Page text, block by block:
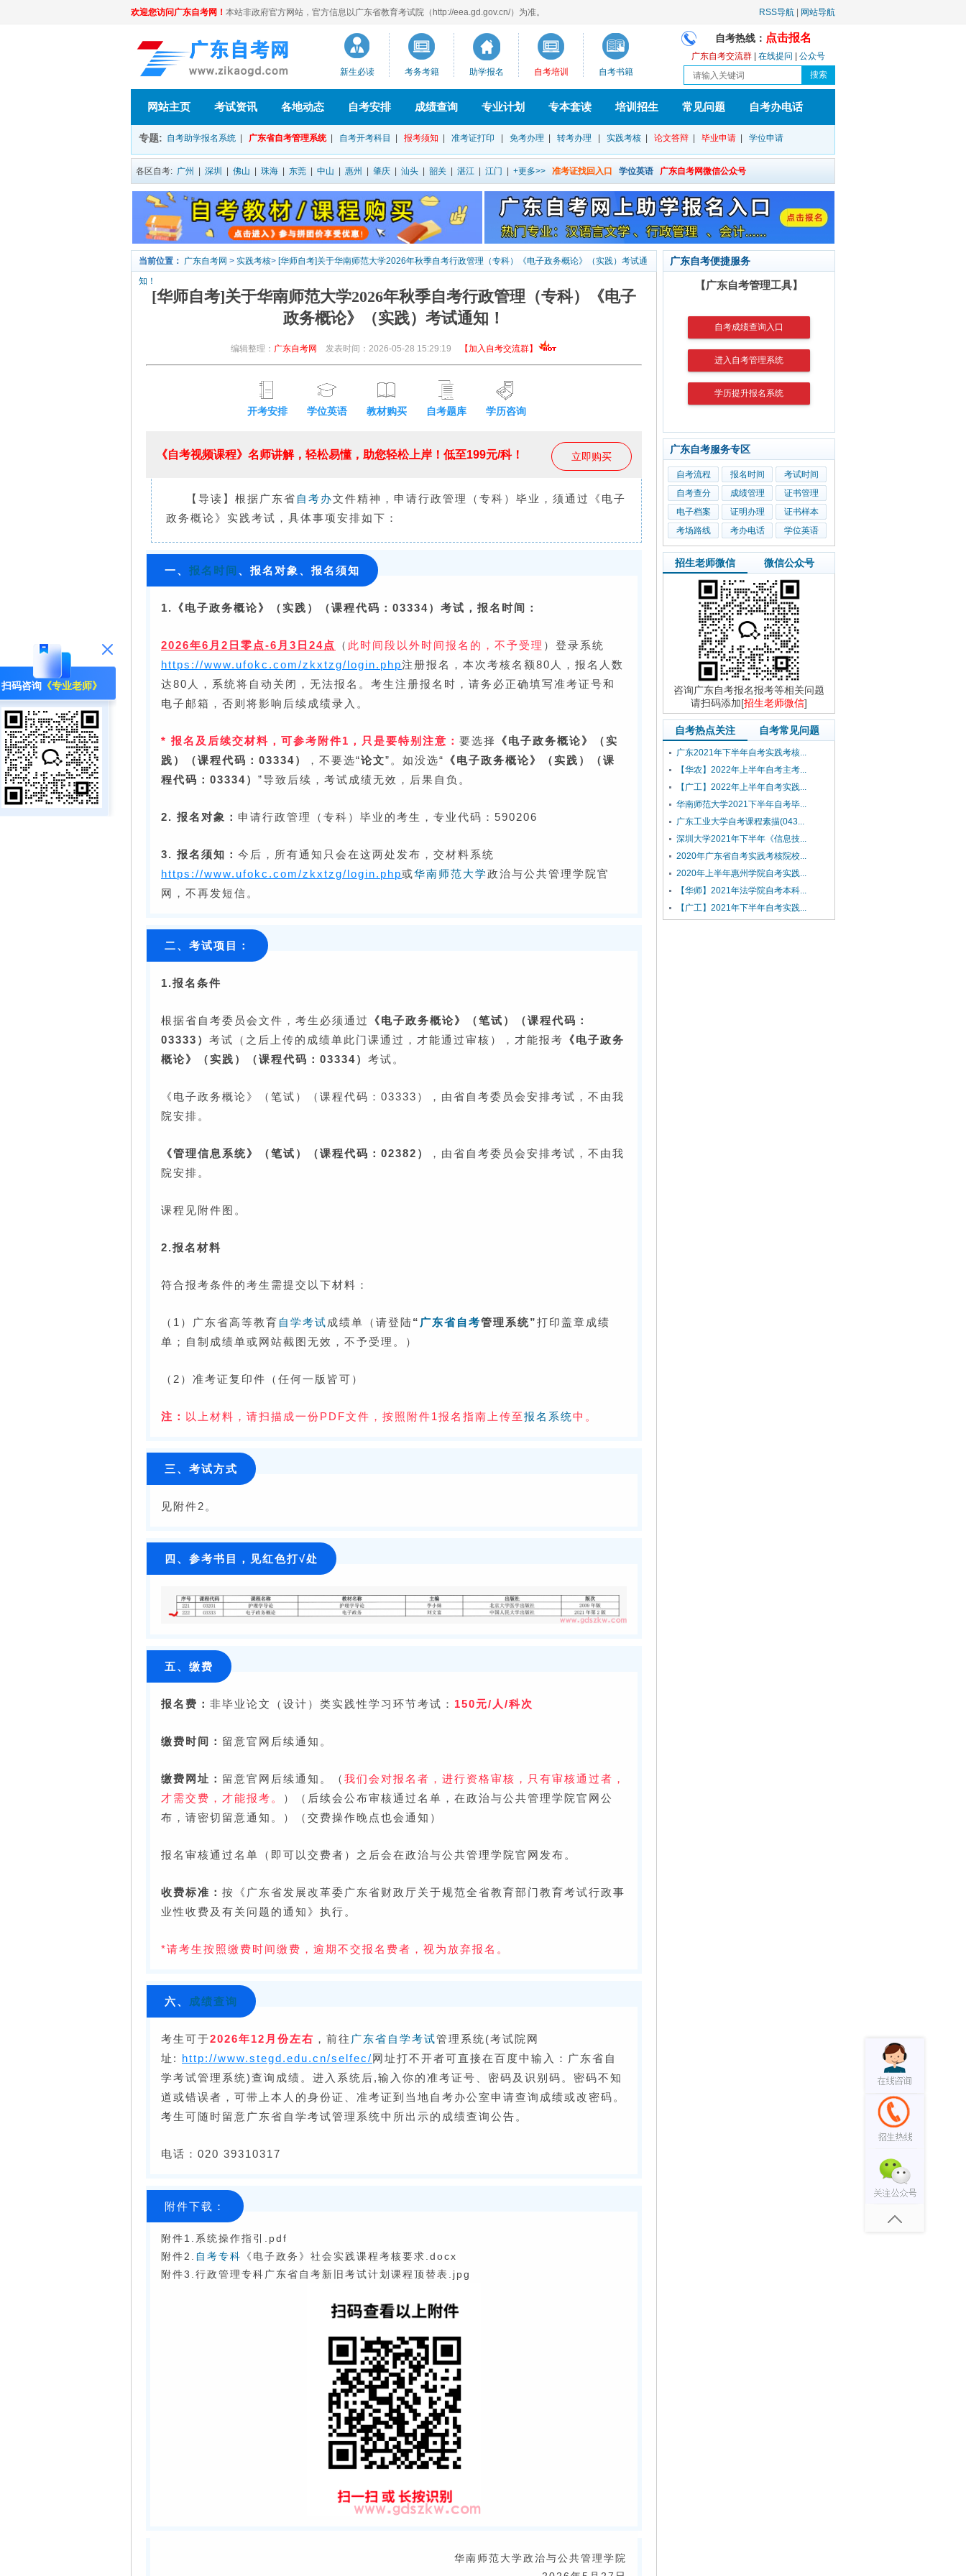
扫码咨询 《专业老师》
欢迎您访问广东自考网！ 本站非政府官方网站，官方信息以广东省教育考试院（http://eea.gd.gov.cn/）为准。 RSS导航 网站导航
新生必读 考务考籍 助学报名 自考培训 自考书籍
自考热线： 点击报名
广东自考交流群 在线提问 公众号
网站主页 考试资讯 各地动态 自考安排 成绩查询 专业计划 专本套读 培训招生 常见问题 自考办电话
专题: 自考助学报名系统 广东省自考管理系统 自考开考科目 报考须知 准考证打印 免考办理 转考办理 实践考核 论文答辩 毕业申请 学位申请
各区自考: 广州 深圳 佛山 珠海 东莞 中山 惠州 肇庆 汕头 韶关 湛江 江门 +更多>> 准考证找回入口 学位英语 广东自考网微信公众号
当前位置： 广东自考网 > 实践考核> [华师自考]关于华南师范大学2026年秋季自考行政管理（专科）《电子政务概论》（实践）考试通
知！
[华师自考]关于华南师范大学2026年秋季自考行政管理（专科）《电子
政务概论》（实践）考试通知！
编辑整理： 广东自考网 发表时间：2026-05-28 15:29:19 【加入自考交流群】
开考安排 学位英语 教材购买 自考题库 学历咨询
立即购买
《自考视频课程》名师讲解，轻松易懂，助您轻松上岸！低至199元/科！
【导读】根据广东省 自考办文件精神，申请行政管理（专科）毕业，须通过《电子
政务概论》实践考试，具体事项安排如下：
一、 报名时间 、报名对象、报名须知
1. 《电子政务概论》（实践）（课程代码：03334） 考试，报名时间：
2026年6月2日零点-6月3日24点 （ 此时间段以外时间报名的，不予受理 ）登录系统
https://www.ufokc.com/zkxtzg/login.php注册报名， 本次考核名额80人，报名人数
达80人，系统将自动关闭，无法报名。考生注册报名时，请务必正确填写准考证号和
电子邮箱，否则将影响后续成绩录入。
* 报名及后续交材料，可参考附件1，只是要特别注意： 要选择
《电子政务概论》（实
践）（课程代码：03334）
，不要选“论文”。如没选“ 《电子政务概论》（实践）（课
程代码：03334） ”导致后续，考试成绩无效，后果自负。
2. 报名对象： 申请行政管理（专科）毕业的考生，专业代码：590206
3. 报名须知： 今后，所有通知只会在这两处发布，交材料系统
https://www.ufokc.com/zkxtzg/login.php或华南师范大学政治与公共管理学院官
网，不再发短信。
二、考试项目：
1.报名条件
根据省自考委员会文件，考生必须通过
《电子政务概论》（笔试）（课程代码：
03333） 考试（之后上传的成绩单此门课通过，才能通过审核），才能报考 《电子政务
概论》（实践）（课程代码：03334） 考试。
《电子政务概论》（笔试）（课程代码：03333），由省自考委员会安排考试，不由我
院安排。
《管理信息系统》（笔试）（课程代码：02382）
，由省自考委员会安排考试，不由我
院安排。
课程见附件图。
2.报名材料
符合报考条件的考生需提交以下材料：
（1）广东省高等教育 自学考试 成绩单（ 请登陆“ 广东省自考管理系统”打印盖章成绩
单；自制成绩单或网站截图无效，不予受理。
）
（2）准考证复印件（任何一版皆可）
注： 以上材料，请扫描成一份PDF文件，按照附件1报名指南上传至报名系统中。
三、考试方式
见附件2。
四、参考书目，见红色打√处
五、缴费
报名费： 非毕业论文（设计）类实践性学习环节考试： 150元/人/科次
缴费时间： 留意官网后续通知。
缴费网址： 留意官网后续通知。（ 我们会对报名者，进行资格审核，只有审核通过者，
才需交费，才能报考。
）（后续会公布审核通过名单，在政治与公共管理学院官网公
布，请密切留意通知。）（交费操作晚点也会通知）
报名审核通过名单（即可以交费者）之后会在政治与公共管理学院官网发布。
收费标准： 按《广东省发展改革委广东省财政厅关于规范全省教育部门教育考试行政事
业性收费及有关问题的通知》执行。
*请考生按照缴费时间缴费，逾期不交报名费者，视为放弃报名。
六、 成绩查询
考生可于2026年12月份左右 ，前往 广东省自学考试管理系统(考试院网
址: http://www.stegd.edu.cn/selfec/网址打不开者可直接在百度中输入：广东省自
学考试管理系统)查询成绩。进入系统后,输入你的准考证号、密码及识别码。密码不知
道或错误者，可带上本人的身份证、准考证到当地自考办公室申请查询成绩或改密码。
考生可随时留意广东省自学考试管理系统中所出示的成绩查询公告。
电话：020 39310317
附件下载：
附件1.系统操作指引.pdf
附件2.
自考专科
《电子政务》社会实践课程考核要求.docx
附件3.行政管理专科广东省自考新旧考试计划课程顶替表.jpg
华南师范大学政治与公共管理学院
广东自考便捷服务
【广东自考管理工具】
自考成绩查询入口
进入自考管理系统
学历提升报名系统
广东自考服务专区
自考流程 报名时间
考试时间
自考查分
成绩管理
证书管理
电子档案
证明办理
证书样本
考场路线
考办电话 学位英语
招生老师微信 微信公众号
咨询广东自考报名报考等相关问题
请扫码添加[招生老师微信]
自考热点关注 自考常见问题
广东2021年下半年自考实践考核...
【华农】2022年上半年自考主考...
【广工】2022年上半年自考实践...
华南师范大学2021下半年自考毕...
广东工业大学自考课程素描(043...
深圳大学2021年下半年《信息技...
2020年广东省自考实践考核院校...
2020年上半年惠州学院自考实践...
【华师】2021年法学院自考本科...
【广工】2021年下半年自考实践...